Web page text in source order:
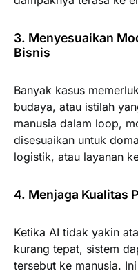
3. Menyesuaikan
Bisnis
Banyak kasus
budaya, atau istilah
manusia dalam loop,
disesuaikan untuk
logistik, atau layanan
4. Menjaga Kualitas
Ketika AI tidak yakin
kurang tepat, sistem
tersebut ke manusia.